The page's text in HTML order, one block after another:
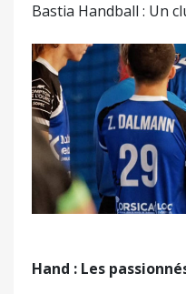
Bastia Handball : Un
Hand : Les